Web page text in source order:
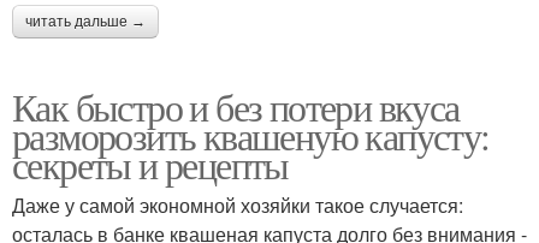
читать дальше →
Как быстро и без потери вкуса
разморозить квашеную капусту:
секреты и рецепты
Даже у самой экономной хозяйки такое случается:
осталась в банке квашеная капуста долго без внимания -